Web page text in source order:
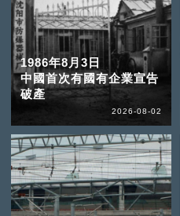
1986年8月3日
中國首次有國有企業宣告
破產
2026-08-02